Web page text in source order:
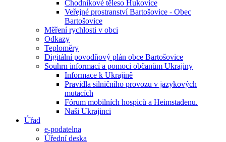
Chodníkové těleso Hukovice
Veřejné prostranství Bartošovice - Obec
Bartošovice
Měření rychlosti v obci
Odkazy
Teploměry
Digitální povodňový plán obce Bartošovice
Souhrn informací a pomoci občanům Ukrajiny
Informace k Ukrajině
Pravidla silničního provozu v jazykových
mutacích
Fórum mobilních hospiců a Heimstadenu.
Naši Ukrajinci
Úřad
e-podatelna
Úřední deska